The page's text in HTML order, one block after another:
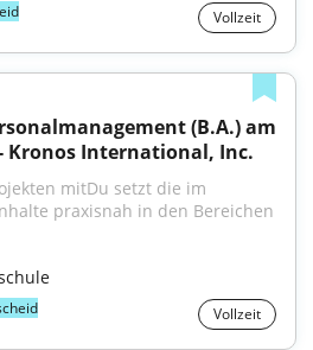
Vollzeit
(B.A.) am
Kronos International, Inc.
mitDu setzt die im
praxisnah in den Bereichen
Vollzeit